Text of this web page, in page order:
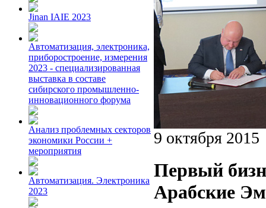
Jinan IAIE 2023
Автоматизация, электроника,
приборостроение, измерения
2023 - специализированная
выставка в составе
сибирского промышленно-
инновационного форума
Анализ проблемных секторов
экономики России +
мероприятия
Автоматизация. Электроника
2023
9 октября 2015
Первый
Арабские